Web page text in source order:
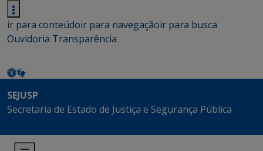
ir para conteúdoir para navegaçãoir para busca
Ouvidoria Transparência
SEJUSP
Secretaria de Estado de Justiça e Segurança Pública